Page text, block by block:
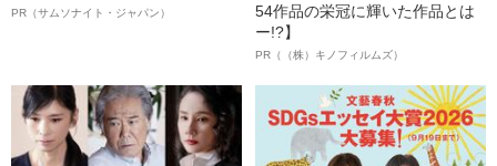
PR（サムソナイト・ジャパン）
54作品の栄冠に輝いた作品とは
ー!?】
PR（（株）キノフィルムズ）